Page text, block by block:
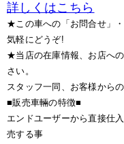
詳しくはこちら
★この車への「お問合せ」
気軽にどうぞ!
★当店の在庫情報、お店へ
さい。
スタッフ一同、お客様から
■販売車輛の特徴■
エンドユーザーから直接仕
売する事